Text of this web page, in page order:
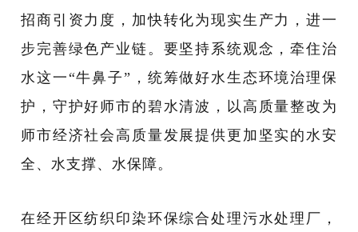
招商引资力度，加快转化为现实生产力，进一
步完善绿色产业链。要坚持系统观念，牵住治
水这一“牛鼻子”，统筹做好水生态环境治理保
护，守护好师市的碧水清波，以高质量整改为
师市经济社会高质量发展提供更加坚实的水安
全、水支撑、水保障。
在经开区纺织印染环保综合处理污水处理厂，